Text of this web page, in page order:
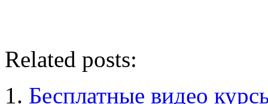
Related posts:
Бесплатные видео